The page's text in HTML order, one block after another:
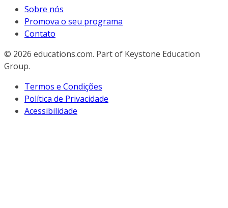
Sobre nós
Promova o seu programa
Contato
© 2026 educations.com. Part of Keystone Education
Group.
Termos e Condições
Política de Privacidade
Acessibilidade